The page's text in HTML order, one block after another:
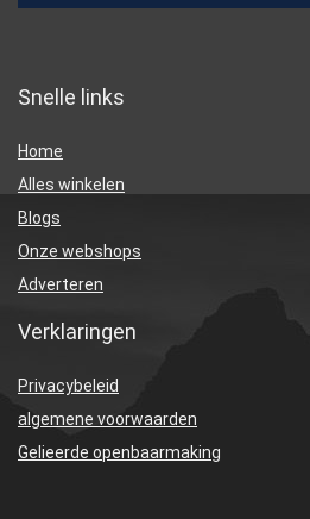
Snelle links
Home
Alles winkelen
Blogs
Onze webshops
Adverteren
Verklaringen
Privacybeleid
algemene voorwaarden
Gelieerde openbaarmaking